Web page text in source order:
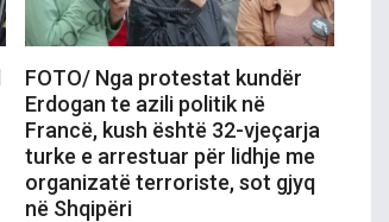
FOTO/ Nga protestat kundër
Erdogan te azili politik në
Francë, kush është 32-vjeçarja
turke e arrestuar për lidhje me
organizatë terroriste, sot gjyq
në Shqipëri